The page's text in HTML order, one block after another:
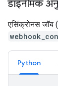
डाइनैमिक
एसिंक्रोनस जॉब
Python